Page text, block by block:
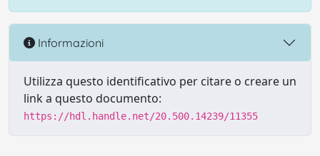
Informazioni
Utilizza questo identificativo per citare o creare un
link a questo documento:
https://hdl.handle.net/20.500.14239/11355